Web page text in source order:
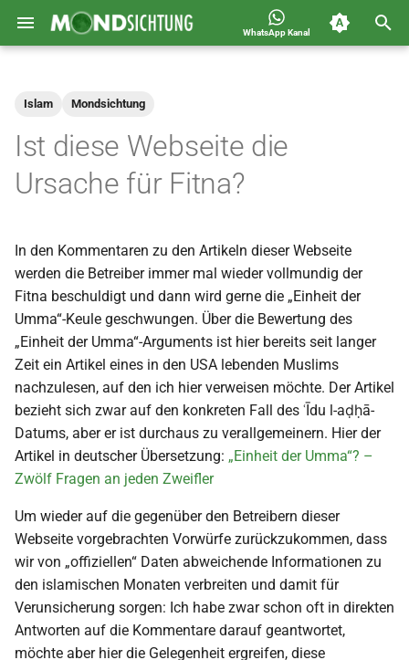
WhatsApp Kanal
h
e
i
r
d
i
n
t
i
a
i
i
Deutschland 1400-1449 n.H.
2024
2021
2020
2019
2018
2017
2016
2015
2014
Carousel
Sichtungen
Spot
Video
Islam Mondsichtung
Ist diese Webseite die
Ursache für Fitna?
In den Kommentaren zu den Artikeln dieser Webseite
werden die Betreiber immer mal wieder vollmundig der
Fitna beschuldigt und dann wird gerne die „Einheit der
Umma“-Keule geschwungen. Über die Bewertung des
„Einheit der Umma“-Arguments ist hier bereits seit langer
Zeit ein Artikel eines in den USA lebenden Muslims
nachzulesen, auf den ich hier verweisen möchte. Der Artikel
bezieht sich zwar auf den konkreten Fall des ʿĪdu l-aḍḥā-
Datums, aber er ist durchaus zu verallgemeinern. Hier der
Artikel in deutscher Übersetzung: „Einheit der Umma“? –
Zwölf Fragen an jeden Zweifler
Um wieder auf die gegenüber den Betreibern dieser
Webseite vorgebrachten Vorwürfe zurückzukommen, dass
wir von „offiziellen“ Daten abweichende Informationen zu
den islamischen Monaten verbreiten und damit für
Verunsicherung sorgen: Ich habe zwar schon oft in direkten
Antworten auf die Kommentare darauf geantwortet,
möchte aber hier die Gelegenheit ergreifen, diese